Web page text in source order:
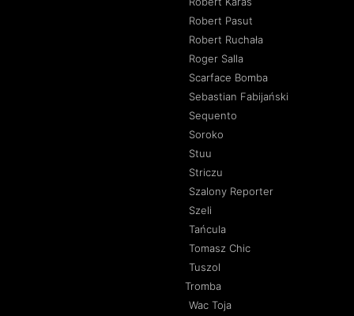
Robert Pasut
Robert Ruchała
Roger Salla
Scarface Bomba
Sebastian Fabijański
Sequento
Soroko
Stuu
Striczu
Szalony Reporter
Szeli
Tańcula
Tomasz Chic
Tuszol
Tromba
Wac Toja